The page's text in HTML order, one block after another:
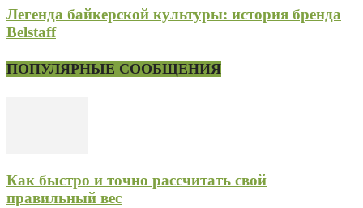
Легенда байкерской культуры: история бренда
Belstaff
ПОПУЛЯРНЫЕ СООБЩЕНИЯ
Как быстро и точно рассчитать свой
правильный вес